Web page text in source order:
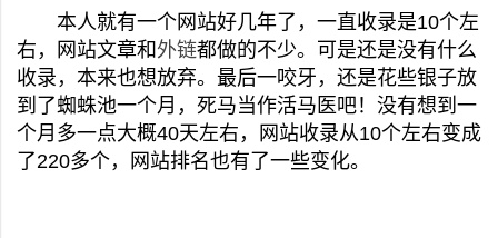
本人就有一个网站好几年了，一直收录是10个左
右，网站文章和 外链都做的不少。可是还是没有什么
收录，本来也想放弃。最后一咬牙，还是花些银子放
到了蜘蛛池一个月，死马当作活马医吧！没有想到一
个月多一点大概40天左右，网站收录从10个左右变成
了220多个，网站排名也有了一些变化。